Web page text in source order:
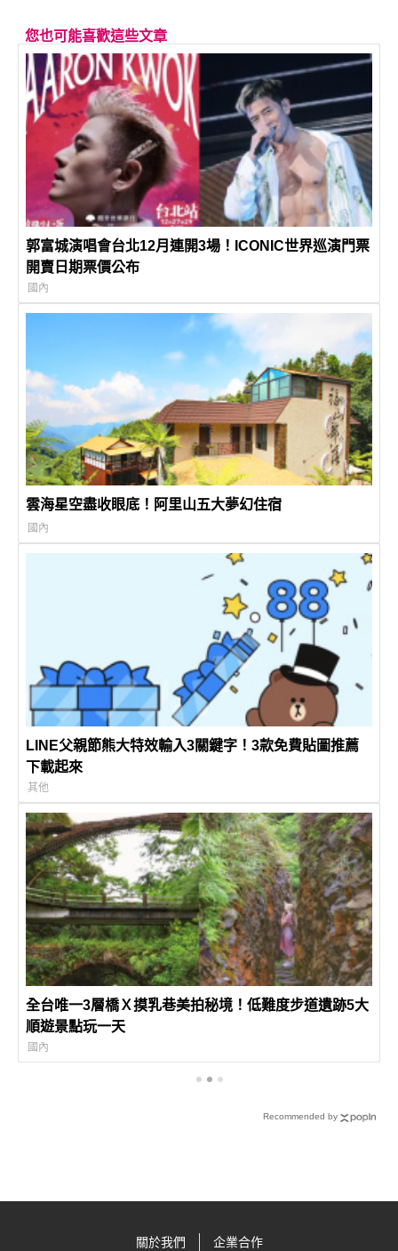
您也可能喜歡這些文章
郭富城演唱會台北12月連開3場！ICONIC世界巡演門票
開賣日期票價公布
國內
雲海星空盡收眼底！阿里山五大夢幻住宿
國內
LINE父親節熊大特效輸入3關鍵字！3款免費貼圖推薦
下載起來
其他
全台唯一3層橋Ｘ摸乳巷美拍秘境！低難度步道遺跡5大
順遊景點玩一天
國內
Recommended by
關於我們 企業合作